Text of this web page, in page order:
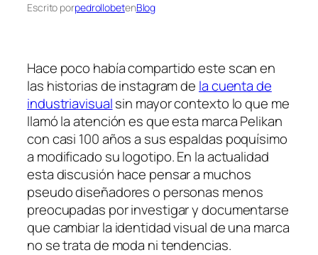
Escrito porpedrollobetenBlog
Hace poco había compartido este scan en
las historias de instagram de la cuenta de
industriavisualsin mayor contexto lo que me
llamó la atención es que esta marca Pelikan
con casi 100 años a sus espaldas poquísimo
a modificado su logotipo. En la actualidad
esta discusión hace pensar a muchos
pseudo diseñadores o personas menos
preocupadas por investigar y documentarse
que cambiar la identidad visual de una marca
no se trata de moda ni tendencias.